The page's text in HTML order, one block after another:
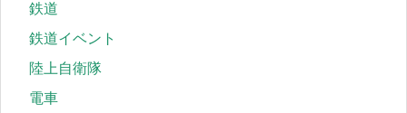
鉄道
鉄道イベント
陸上自衛隊
電車